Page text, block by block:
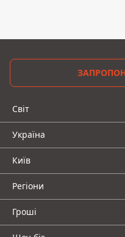
Світ
Україна
Київ
Регіони
Гроші